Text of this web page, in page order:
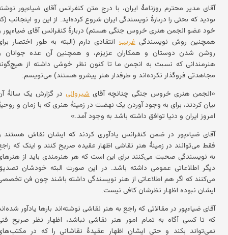
آقای مدیر محترم روزنامهٔ ایران، با درج متن کنفرانس آقای ضیاءپور
بودید که بحثی را دربارهٔ نویسندگی ایران شروع کرده‌اید. از این رو اینجانب
خود عضو انجمن هنری خروس جنگی هستم) دربارهٔ کنفرانس آقای ضیاءپور
همچنین روش نویسندگی غریب انتقادی دارم (البته به طور اختصار
روشن شدن دوستان و همکاران عزیزم، و همچنین آن عده جوانان
هنرمندانی که نسبت به انجمن ما تا کنون نظر خوشی داشته از
مجاهدتی فروگذار نکرده‌اند و طرفدار هنر پیشرو هستند) می‌نویسم:
«انجمن هنری خروس جنگی چنانچه آقای شیروانی در گزارش یک سالهٔ
بیان کردند، برای به وجود آوردن یک نهضت در زمینهٔ هنری که با زمان و
امروز ایران و دنیا توافق داشته باشد به وجود آمد.»
آقای ضیاءپور در ضمن کنفرانس یادآوری کردند که ایشان نقاش هستند
فقط می‌توانند در زمینهٔ هنر نقاشی اظهار عقیده صریح کنند و اینک که
به نویسندگی صحبت می‌کنند برای این است که هر هنرمندی باید از
دیگر اطلاعاتی عمومی داشته باشد. در این صورت البته خودشان
می‌کنند که اگر هم اطلاعاتی از هنر نویسندگی داشته باشند چون فن
ایشان نبوده اظهار نظرشان کافی نیست.
آقای ضیاءپور در مقالاتی که راجع به هنر نقاشی نوشته‌اند بارها یادآور
که تا کسی آگاه به تمام امور هنر نقاشی نباشد، اظهار نظر صریح
نمی‌تواند بکند و حتی ایشان اظهار عقیدهٔ نقاشانی را که در